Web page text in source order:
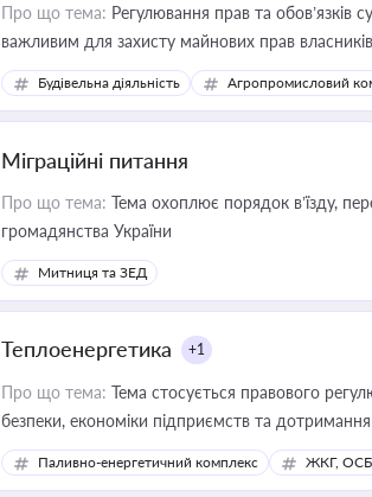
Про що тема: Регулювання прав та обов’язків
важливим для захисту майнових прав
ресурсами
Будівельна діяльність Агропромисловий
Міграційні питання
Про що тема: Тема охоплює порядок в’їзду,
громадянства України
Митниця та ЗЕД
Теплоенергетика +1
Про що тема: Тема стосується правового
безпеки, економіки підприємств та
Паливно-енергетичний комплекс ЖКГ,